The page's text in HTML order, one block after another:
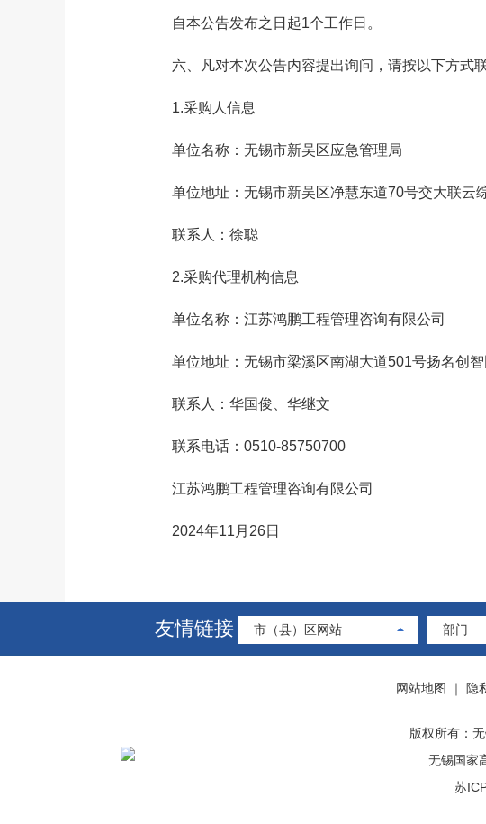
自本公告发布之日起1个工作日。
六、凡对本次公告内容提出询问，请按以下方式联
1.采购人信息
单位名称：无锡市新吴区应急管理局
单位地址：无锡市新吴区净慧东道70号交大联云
联系人：徐聪
2.采购代理机构信息
单位名称：江苏鸿鹏工程管理咨询有限公司
单位地址：无锡市梁溪区南湖大道501号扬名创智
联系人：华国俊、华继文
联系电话：0510-85750700
江苏鸿鹏工程管理咨询有限公司
2024年11月26日
友情链接 市（县）区网站 部门
网站地图 ｜ 隐
版权所有：
无锡国家
苏